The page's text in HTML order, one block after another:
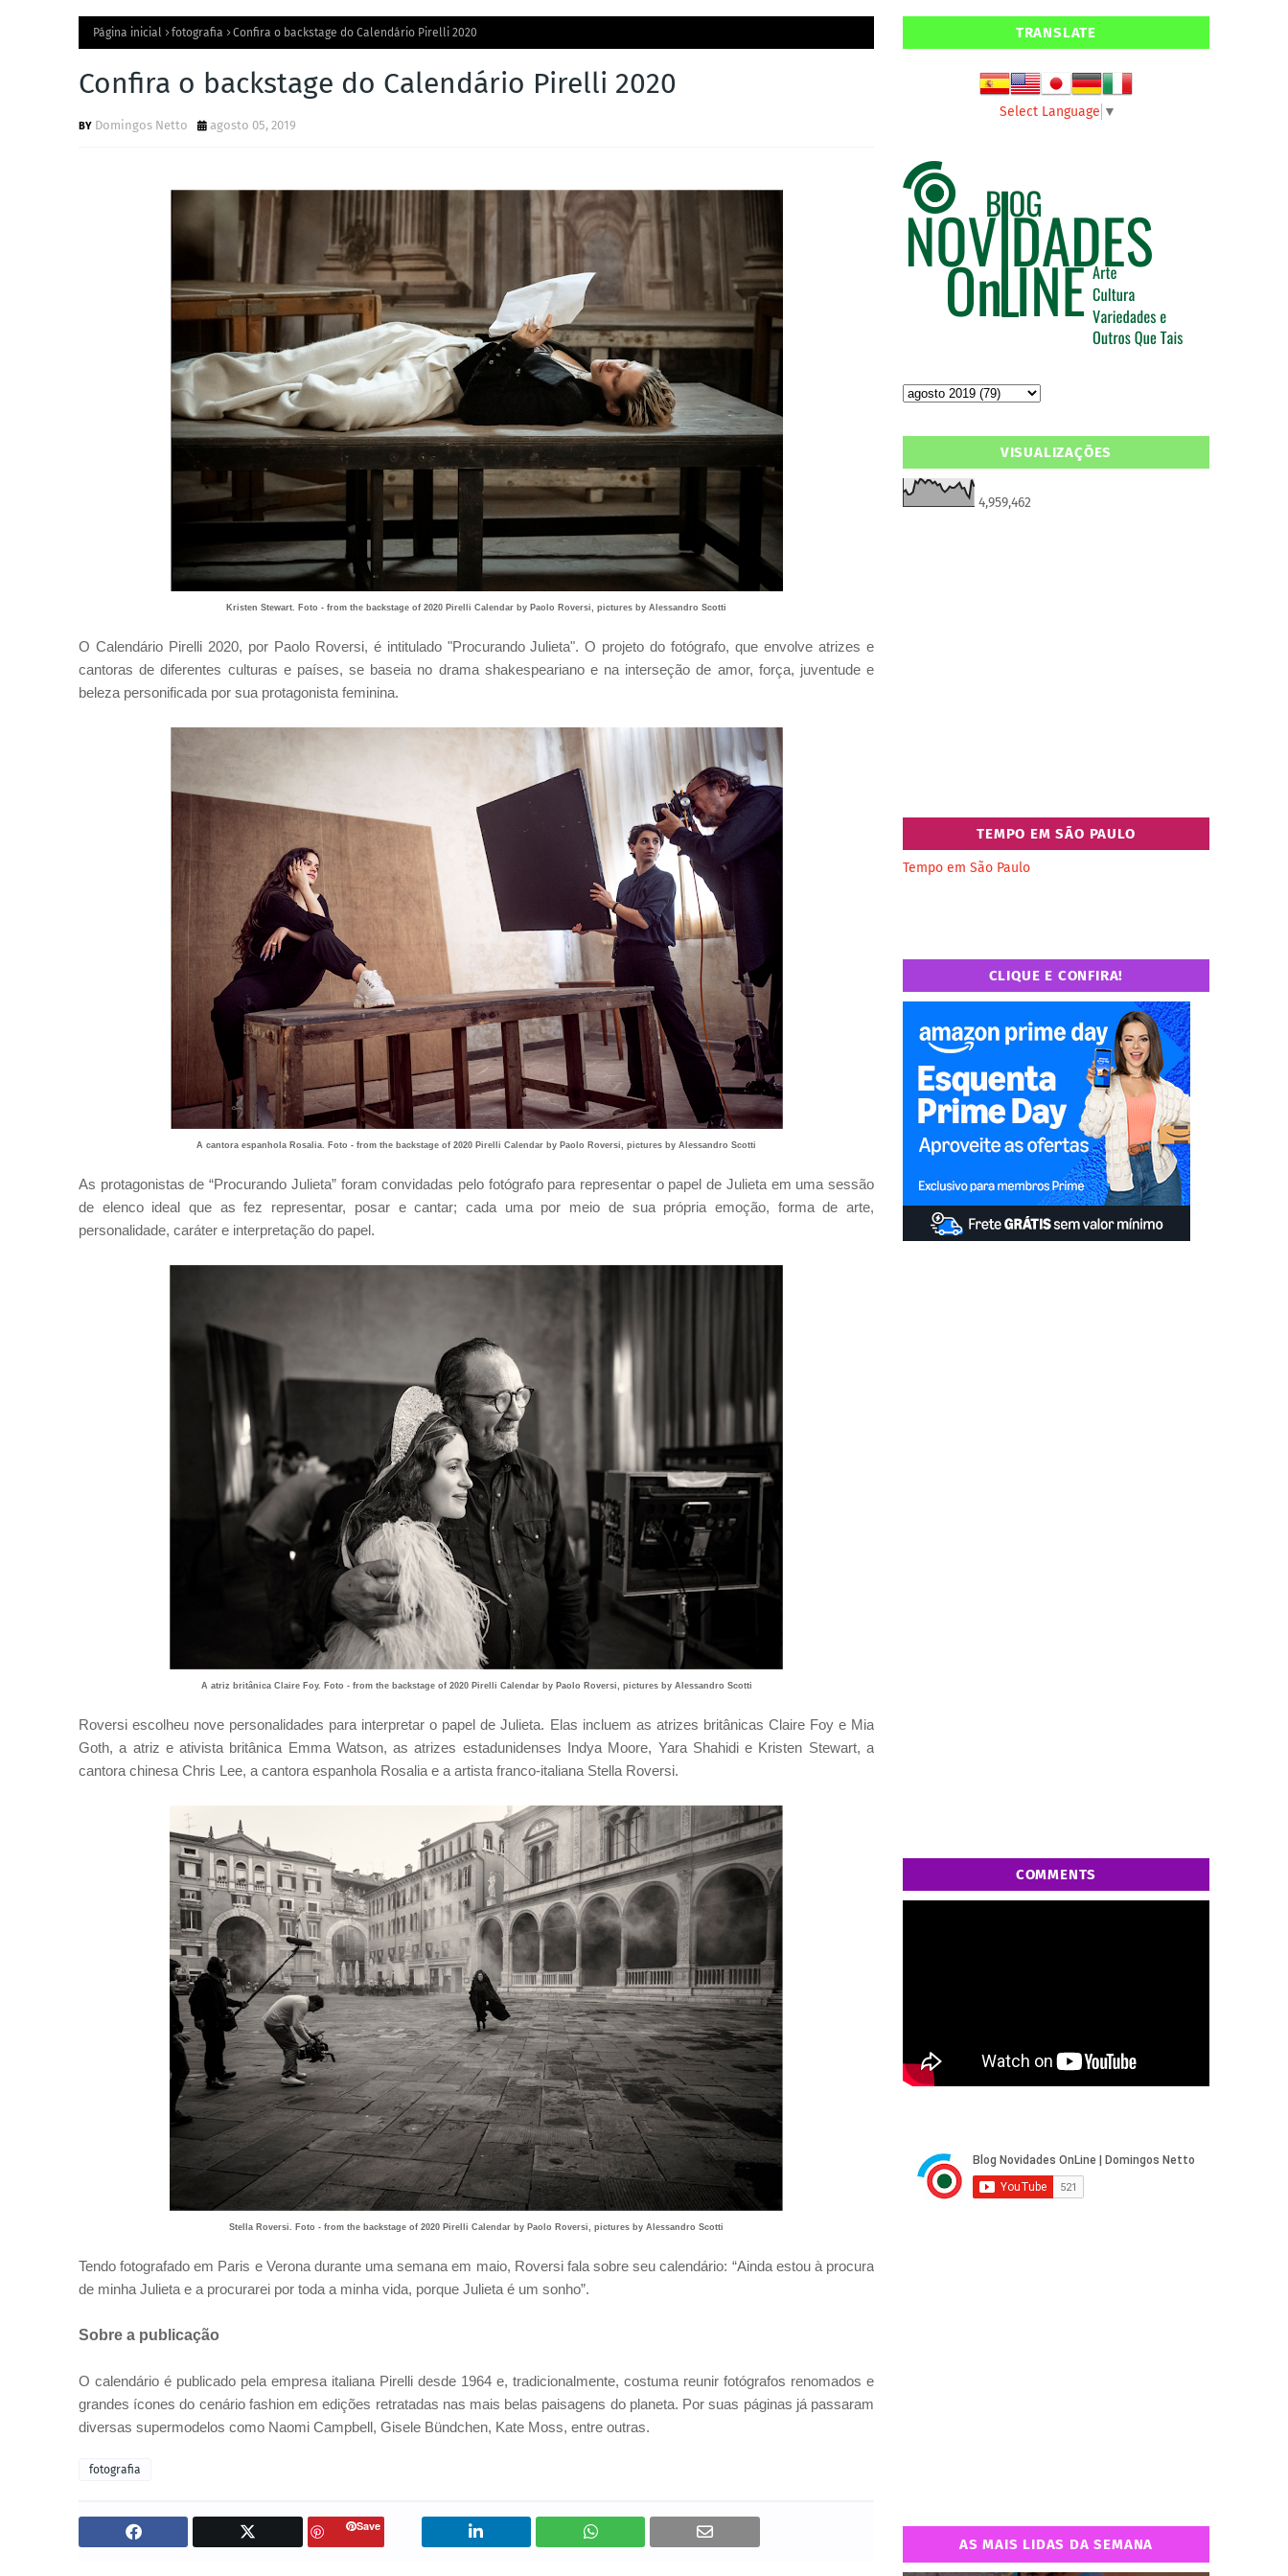
Página inicial fotografia Confira o backstage do Calendário Pirelli 2020
Confira o backstage do Calendário Pirelli 2020
Domingos Netto agosto 05, 2019
Kristen Stewart. Foto - from the backstage of 2020 Pirelli Calendar by Paolo Roversi, pictures by Alessandro Scotti
O Calendário Pirelli 2020, por Paolo Roversi, é intitulado "Procurando Julieta". O projeto do fotógrafo, que envolve atrizes e
cantoras de diferentes culturas e países, se baseia no drama shakespeariano e na interseção de amor, força, juventude e
beleza personificada por sua protagonista feminina.
A cantora espanhola Rosalia. Foto - from the backstage of 2020 Pirelli Calendar by Paolo Roversi, pictures by Alessandro Scotti
As protagonistas de “Procurando Julieta” foram convidadas pelo fotógrafo para representar o papel de Julieta em uma sessão
de elenco ideal que as fez representar, posar e cantar; cada uma por meio de sua própria emoção, forma de arte,
personalidade, caráter e interpretação do papel.
A atriz britânica Claire Foy. Foto - from the backstage of 2020 Pirelli Calendar by Paolo Roversi, pictures by Alessandro Scotti
Roversi escolheu nove personalidades para interpretar o papel de Julieta. Elas incluem as atrizes britânicas Claire Foy e Mia
Goth, a atriz e ativista britânica Emma Watson, as atrizes estadunidenses Indya Moore, Yara Shahidi e Kristen Stewart, a
cantora chinesa Chris Lee, a cantora espanhola Rosalia e a artista franco-italiana Stella Roversi.
Stella Roversi. Foto - from the backstage of 2020 Pirelli Calendar by Paolo Roversi, pictures by Alessandro Scotti
Tendo fotografado em Paris e Verona durante uma semana em maio, Roversi fala sobre seu calendário: “Ainda estou à procura
de minha Julieta e a procurarei por toda a minha vida, porque Julieta é um sonho”.
Sobre a publicação
O calendário é publicado pela empresa italiana Pirelli desde 1964 e, tradicionalmente, costuma reunir fotógrafos renomados e
grandes ícones do cenário fashion em edições retratadas nas mais belas paisagens do planeta. Por suas páginas já passaram
diversas supermodelos como Naomi Campbell, Gisele Bündchen, Kate Moss, entre outras.
fotografia
Save
TRANSLATE
Select Language ▼
VISUALIZAÇÕES
4,959,462
TEMPO EM SÃO PAULO
Tempo em São Paulo
CLIQUE E CONFIRA!
COMMENTS
AS MAIS LIDAS DA SEMANA